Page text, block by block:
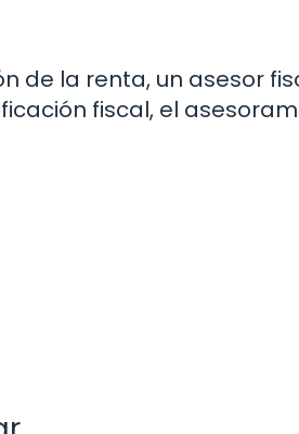
de la renta, un asesor
fiscal, el